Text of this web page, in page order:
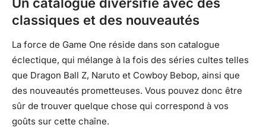
classiques et des nouveautés
La force de Game One réside dans son catalogue
éclectique, qui mélange à la fois des séries cultes telles
que Dragon Ball Z, Naruto et Cowboy Bebop, ainsi que
des nouveautés prometteuses. Vous pouvez donc être
sûr de trouver quelque chose qui correspond à vos
goûts sur cette chaîne.